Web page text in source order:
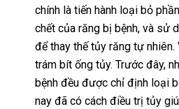
chính là tiến hành loại bỏ
chết của răng bị bệnh, và sử
để thay thế tủy răng tự
trám bít ống tủy. Trước đây,
bệnh đều được chỉ định loại
nay đã có cách điều trị tủy